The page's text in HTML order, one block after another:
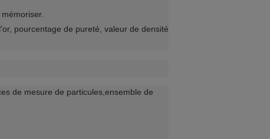
pourcentage de pureté, valeur de densité
de mesure de particules,ensemble de